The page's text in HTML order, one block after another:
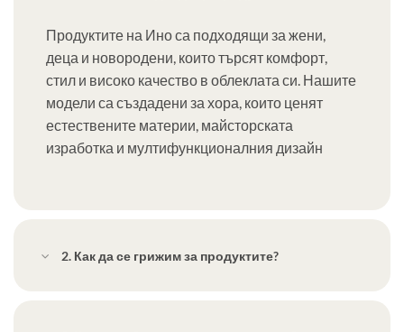
Продуктите на Ино са подходящи за жени,
деца и новородени, които търсят комфорт,
стил и високо качество в облеклата си. Нашите
модели са създадени за хора, които ценят
естествените материи, майсторската
изработка и мултифункционалния дизайн
2. Как да се грижим за продуктите?